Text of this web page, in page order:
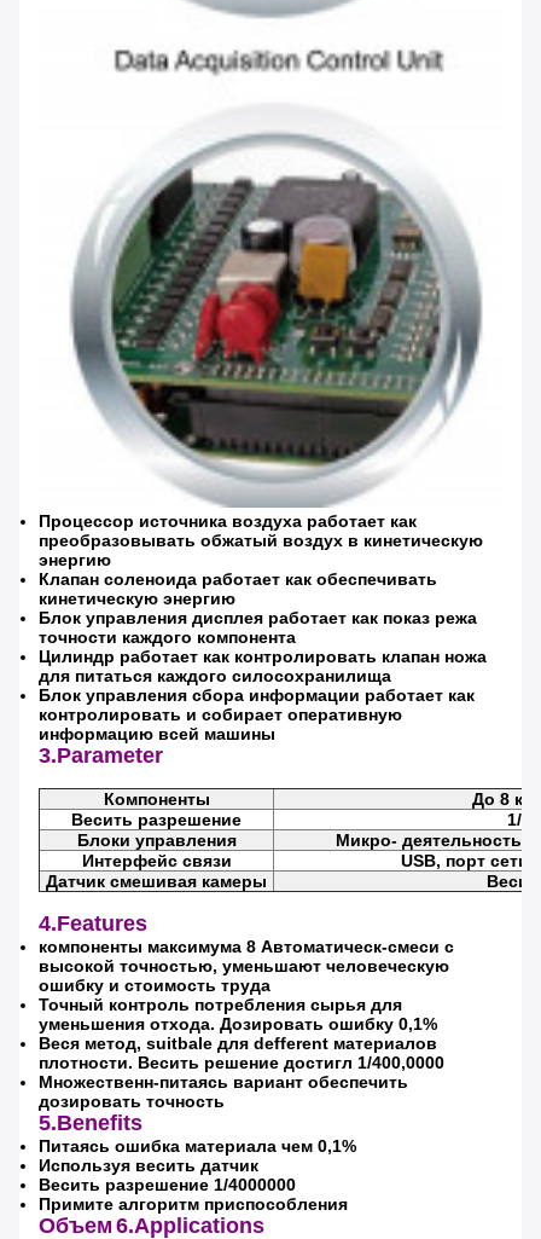
Оставьте сообщение
Мы скоро тебе перезвоним!
Отправить
Процессор источника воздуха работает как
преобразовывать обжатый воздух в кинетическую
энергию
Клапан соленоида работает как обеспечивать
кинетическую энергию
Блок управления дисплея работает как показ режа
точности каждого компонента
Цилиндр работает как контролировать клапан ножа
для питаться каждого силосохранилища
Блок управления сбора информации работает как
контролировать и собирает оперативную
информацию всей машины
3.Parameter
Компоненты
До 8
Весить разрешение
1/
Блоки управления
Микро- деятельность,
Интерфейс связи
USB, порт сети
Датчик смешивая камеры
4.Features
компоненты максимума 8 Автоматическ-смеси с
высокой точностью, уменьшают человеческую
ошибку и стоимость труда
Точный контроль потребления сырья для
уменьшения отхода. Дозировать ошибку 0,1%
Веся метод, suitbale для defferent материалов
плотности. Весить решение достигл 1/400,0000
Множественн-питаясь вариант обеспечить
дозировать точность
5.Benefits
Питаясь ошибка материала чем 0,1%
Используя весить датчик
Весить разрешение 1/4000000
Примите алгоритм приспособления
Объем 6.Applications